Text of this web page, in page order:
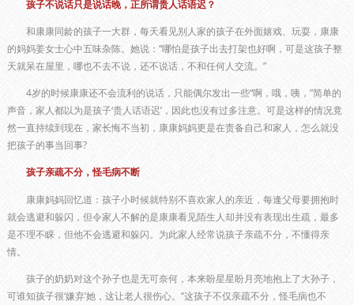
孩子不说话只是说话晚，正所谓贵人话语迟？
和康康同龄的孩子一大群，每天看见别人家的孩子在外面嬉戏、玩耍，康康
的妈妈姜女士心中五味杂陈。她说：“哪怕是孩子出去打架也好啊，可是这孩子整
天就呆在屋里，哪也不去不说，还不说话，不和任何人交流。”
4岁的时候康康还不会流利的说话，只能偶尔发出一些“啊，哦，咦，”简单的
声音，家人都以为是孩子‘贵人话语迟’，因此也没有过多注意。可是这样的情况竟
然一直持续到现在，家长悔不当初，康康妈妈更是在责备自己和家人，怎么就没
把孩子的事当回事?
孩子亲疏不分，怪毛病不断
康康妈妈回忆道：孩子小时候就特别不喜欢家人的亲近，每逢父母要拥抱时
就会逃避和躲闪，但令家人不解的是康康看见陌生人却并没有表现出生疏，最多
是不理不睬，但他不会逃避和躲闪。为此家人经常说孩子亲疏不分，不懂得亲
情。
孩子的奶奶对这个孙子也是无可奈何，本来盼星星盼月亮地抱上了大孙子，
可谁知孩子很‘嫌弃’她，这让老人很伤心。“这孩子不仅亲疏不分，怪毛病也不